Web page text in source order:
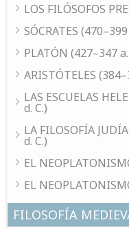
LOS FILÓSOFOS
SÓCRATES (470–399
PLATÓN (427–347 a.
ARISTÓTELES
LAS ESCUELAS
d. C.)
LA FILOSOFÍA
d. C.)
EL
EL
FILOSOFÍA